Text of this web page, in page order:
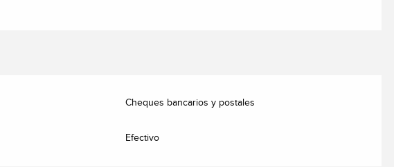
Cheques bancarios y postales
Efectivo